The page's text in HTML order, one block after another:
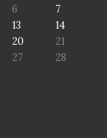
6
7
13
14
20
21
27
28